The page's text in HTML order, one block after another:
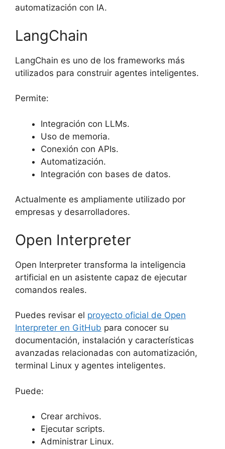
automatización con IA.
LangChain
LangChain es uno de los frameworks más
utilizados para construir agentes inteligentes.
Permite:
Integración con LLMs.
Uso de memoria.
Conexión con APIs.
Automatización.
Integración con bases de datos.
Actualmente es ampliamente utilizado por
empresas y desarrolladores.
Open Interpreter
Open Interpreter transforma la inteligencia
artificial en un asistente capaz de ejecutar
comandos reales.
Puedes revisar el proyecto oficial de Open
Interpreter en GitHub para conocer su
documentación, instalación y características
avanzadas relacionadas con automatización,
terminal Linux y agentes inteligentes.
Puede:
Crear archivos.
Ejecutar scripts.
Administrar Linux.